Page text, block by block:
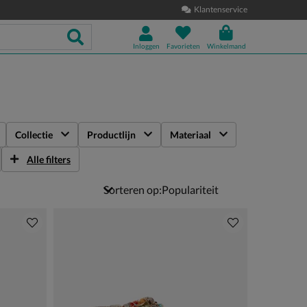
Klantenservice
Inloggen Favorieten Winkelmand
Collectie Productlijn Materiaal
Alle filters
Sorteren op: